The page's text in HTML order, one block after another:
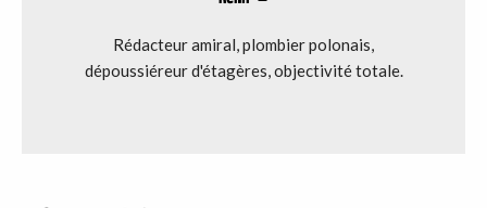
Rédacteur amiral, plombier polonais,
dépoussiéreur d'étagères, objectivité totale.